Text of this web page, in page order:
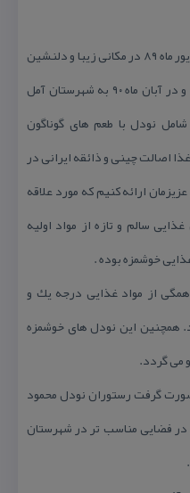
رستوان چینی نودل محمود اباد در شهریور ماه ۸۹ در مكانی زیبا و دلنشین
در شهرستان محمود آباد افتتاح گردید و در آبان ماه ۹۰ به شهرستان آمل
نودل با طعم های گوناگون
اصالت چینی و ذائقه ایرانی در
ارائه كنیم كه مورد علاقه
سالم و تازه از مواد اولیه
خوشمزه بوده .
از مواد غذایی درجه یك و
همچنین این نودل های خوشمزه
می گردد.
گرفت رستوران نودل محمود
در فضایی مناسب تر در شهرستان